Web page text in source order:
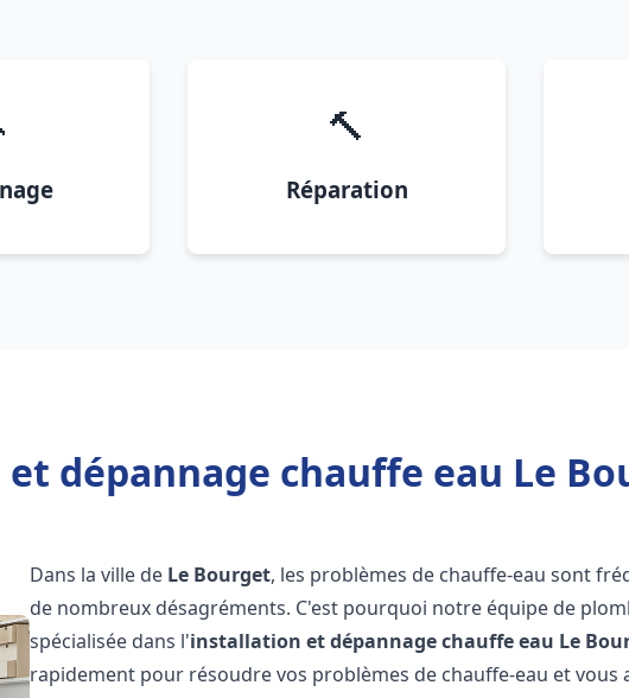
🔨
Réparation
dépannage chauffe eau Le
Dans la ville de Le Bourget, les problèmes de chauffe-eau sont
de nombreux désagréments. C'est pourquoi notre équipe de
spécialisée dans l'installation et dépannage chauffe eau Le
rapidement pour résoudre vos problèmes de chauffe-eau et vous